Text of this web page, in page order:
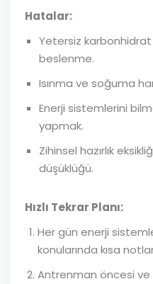
Hatalar:
Yetersiz
beslenme.
Isınma ve soğuma
Enerji sistemlerini
yapmak.
Zihinsel hazırlık
düşüklüğü.
Hızlı Tekrar Planı:
Her gün enerji
konularında kısa notlar
Antrenman öncesi ve